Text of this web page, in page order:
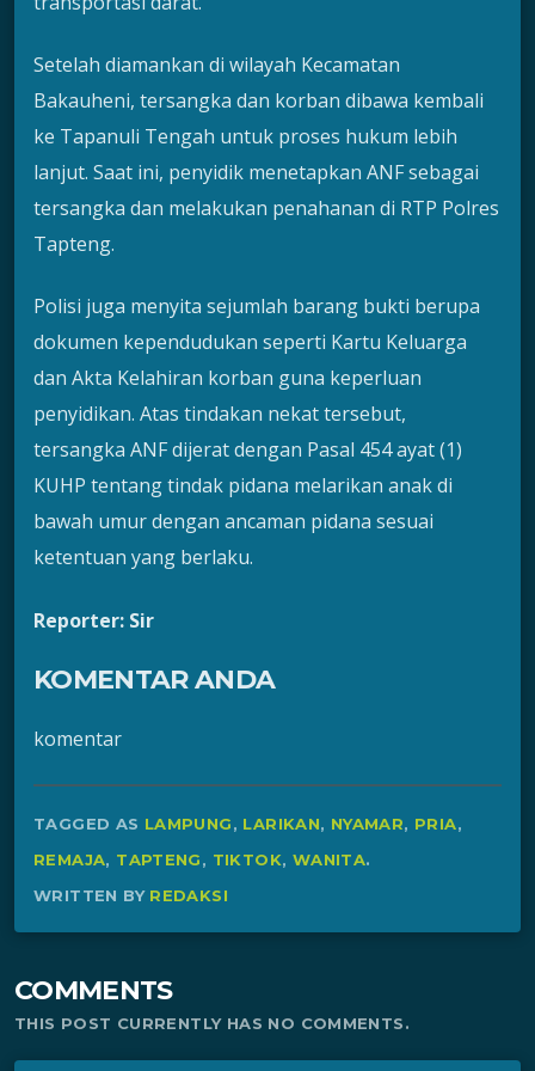
Setelah diamankan di wilayah Kecamatan
Bakauheni, tersangka dan korban dibawa kembali
ke Tapanuli Tengah untuk proses hukum lebih
lanjut. Saat ini, penyidik menetapkan ANF sebagai
tersangka dan melakukan penahanan di RTP Polres
Tapteng.
Polisi juga menyita sejumlah barang bukti berupa
dokumen kependudukan seperti Kartu Keluarga
dan Akta Kelahiran korban guna keperluan
penyidikan. Atas tindakan nekat tersebut,
tersangka ANF dijerat dengan Pasal 454 ayat (1)
KUHP tentang tindak pidana melarikan anak di
bawah umur dengan ancaman pidana sesuai
ketentuan yang berlaku.
Reporter: Sir
KOMENTAR ANDA
komentar
TAGGED AS LAMPUNG, LARIKAN, NYAMAR, PRIA,
REMAJA, TAPTENG, TIKTOK, WANITA.
WRITTEN BY REDAKSI
COMMENTS
THIS POST CURRENTLY HAS NO COMMENTS.